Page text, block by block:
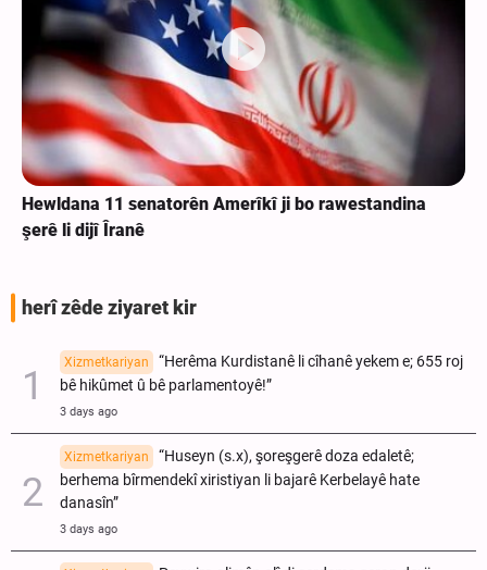
Hewldana 11 senatorên Amerîkî ji bo rawestandina
şerê li dijî Îranê
herî zêde ziyaret kir
Xizmetkariyan
“Herêma Kurdistanê li cîhanê yekem e; 655 roj
bê hikûmet û bê parlamentoyê!”
3 days ago
Xizmetkariyan
“Huseyn (s.x), şoreşgerê doza edaletê;
berhema bîrmendekî xiristiyan li bajarê Kerbelayê hate
danasîn”
3 days ago